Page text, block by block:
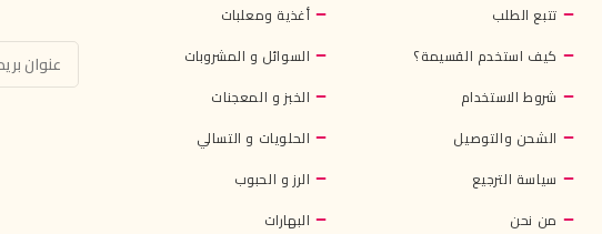
تتبع الطلب
كيف استخدم القسيمة؟
شروط الاستخدام
الشحن والتوصيل
سياسة الترجيع
من نحن
أغذية ومعلبات
السوائل و المشروبات
الخبز و المعجنات
الحلويات و التسالي
الرز و الحبوب
البهارات